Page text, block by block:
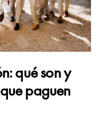
qué son y
paguen